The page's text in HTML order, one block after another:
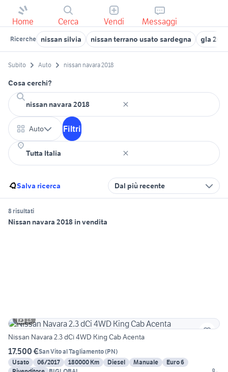
Home Cerca Vendi Messaggi
Ricerche nissan silvia nissan terrano usato sardegna gla
Subito Auto nissan navara 2018
Cosa cerchi?
Auto Filtri
Salva ricerca Dal più recente
8 risultati
Nissan navara 2018 in vendita
13
Nissan Navara 2.3 dCi 4WD King Cab Acenta
17.500 €San Vito al Tagliamento(PN)
Usato
06/2017 180000 Km Diesel Manuale
Euro 6